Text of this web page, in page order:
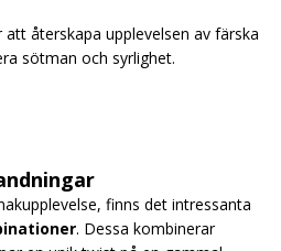
återskapa upplevelsen av färska
sötman och syrlighet.
finns det intressanta
. Dessa kombinerar